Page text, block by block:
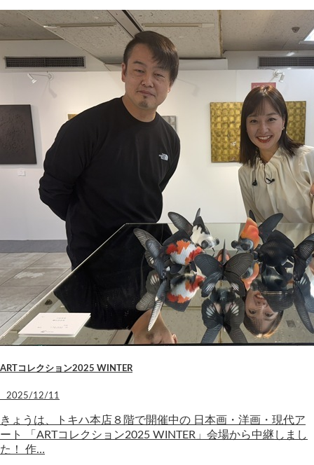
ARTコレクション2025 WINTER
2025/12/11
きょうは、トキハ本店８階で開催中の 日本画・洋画・現代ア
ート 「ARTコレクション2025 WINTER」会場から中継しまし
た！ 作…